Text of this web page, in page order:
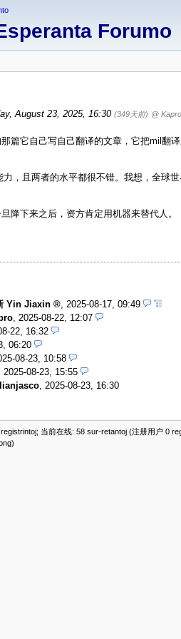
Forumo
August 23, 2025, 16:30 (349天前) @ Kapro
篇它自己写自己翻译的文章，它把mil翻
，且两者的水平都很不错。我想，全球
降下来之后，资方肯定用机器来替代人。
Yin Jiaxin
2025-08-17, 09:49
2025-08-22, 12:07
22, 16:32
06:20
08-23, 10:58
2025-08-23, 15:55
2025-08-23, 16:30
当前在线: 58 sur-retantoj (注册用户 0